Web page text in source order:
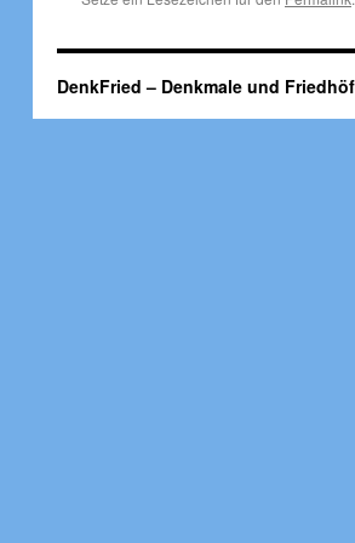
DenkFried – Denkmale und